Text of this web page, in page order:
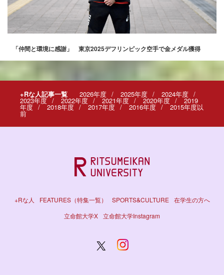
「仲間と環境に感謝」 東京2025デフリンピック空手で金メダル獲得
+Rな人記事一覧 2026年度 2025年度 2024年度
2023年度 2022年度 2021年度 2020年度 2019
年度 2018年度 2017年度 2016年度 2015年度以
前
+Rな人 FEATURES（特集一覧） SPORTS&CULTURE
在学生の方へ
立命館大学X 立命館大学Instagram